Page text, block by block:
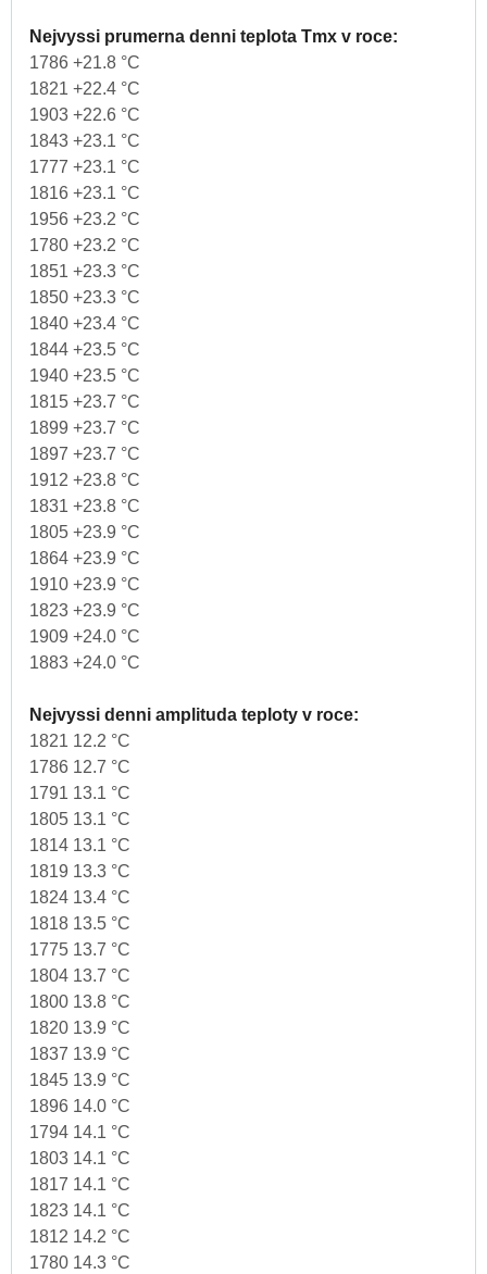
Nejvyssi prumerna denni teplota Tmx v roce:
1786 +21.8 °C
1821 +22.4 °C
1903 +22.6 °C
1843 +23.1 °C
1777 +23.1 °C
1816 +23.1 °C
1956 +23.2 °C
1780 +23.2 °C
1851 +23.3 °C
1850 +23.3 °C
1840 +23.4 °C
1844 +23.5 °C
1940 +23.5 °C
1815 +23.7 °C
1899 +23.7 °C
1897 +23.7 °C
1912 +23.8 °C
1831 +23.8 °C
1805 +23.9 °C
1864 +23.9 °C
1910 +23.9 °C
1823 +23.9 °C
1909 +24.0 °C
1883 +24.0 °C
Nejvyssi denni amplituda teploty v roce:
1821 12.2 °C
1786 12.7 °C
1791 13.1 °C
1805 13.1 °C
1814 13.1 °C
1819 13.3 °C
1824 13.4 °C
1818 13.5 °C
1775 13.7 °C
1804 13.7 °C
1800 13.8 °C
1820 13.9 °C
1837 13.9 °C
1845 13.9 °C
1896 14.0 °C
1794 14.1 °C
1803 14.1 °C
1817 14.1 °C
1823 14.1 °C
1812 14.2 °C
1780 14.3 °C